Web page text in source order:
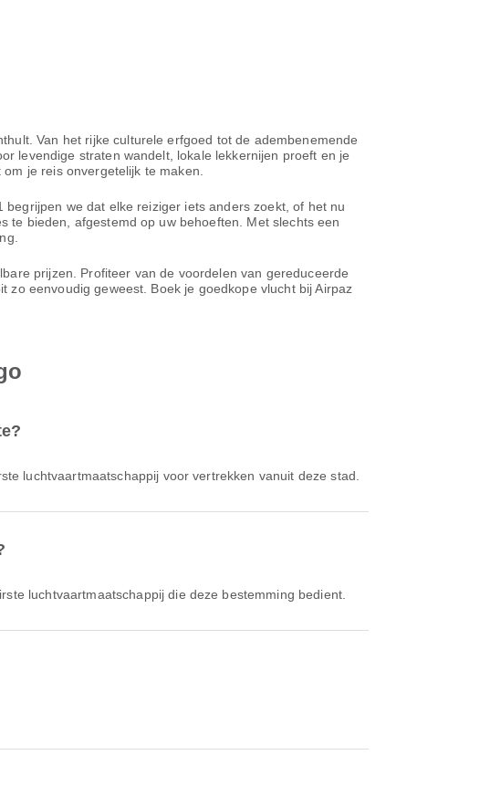
Van het rijke culturele erfgoed tot de adembenemende
levendige straten wandelt, lokale lekkernijen proeft en je
je reis onvergetelijk te maken.
we dat elke reiziger iets anders zoekt, of het nu
te bieden, afgestemd op uw behoeften. Met slechts een
prijzen. Profiteer van de voordelen van gereduceerde
eenvoudig geweest. Boek je goedkope vlucht bij Airpaz
luchtvaartmaatschappij voor vertrekken vanuit deze stad.
luchtvaartmaatschappij die deze bestemming bedient.